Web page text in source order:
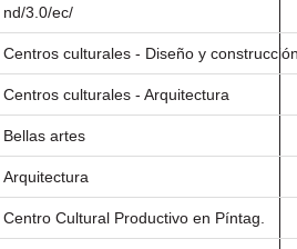
nd/3.0/ec/
Centros culturales - Diseño y
Centros culturales - Arquitectura
Bellas artes
Arquitectura
Centro Cultural Productivo en Píntag.